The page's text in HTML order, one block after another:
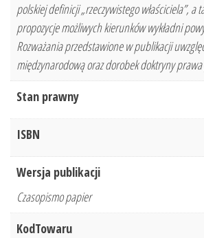
polskiej definicji „rzeczywistego właściciela”, a
propozycje możliwych kierunków wykładni
Rozważania przedstawione w publikacji
międzynarodową oraz dorobek doktryny
Stan prawny
ISBN
Wersja publikacji
Czasopismo papier
KodTowaru